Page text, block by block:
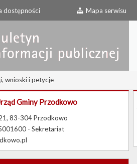
dostępności Mapa serwisu
wnioski i petycje
Gminy Przodkowo
83-304 Przodkowo
- Sekretariat